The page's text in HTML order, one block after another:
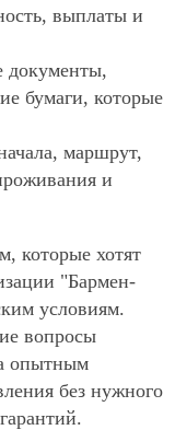
выплаты и
документы,
бумаги, которые
маршрут,
и
которые хотят
"Бармен-
условиям.
вопросы
опытным
без нужного